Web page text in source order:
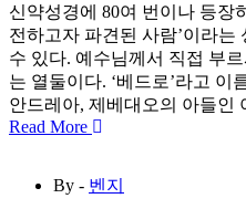
신약성경에 80여 번이나 등장
전하고자 파견된 사람’이라
수 있다. 예수님께서 직접 부
는 열둘이다. ‘베드로’라고 이
안드레아, 제베대오의 아들인
Read More
By - 벤지